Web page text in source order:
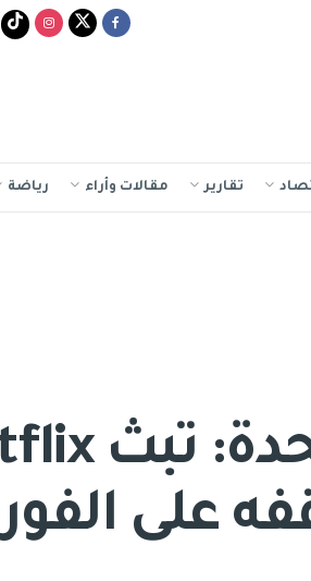
تقارير مقالات وأراء رياضة
على الفور